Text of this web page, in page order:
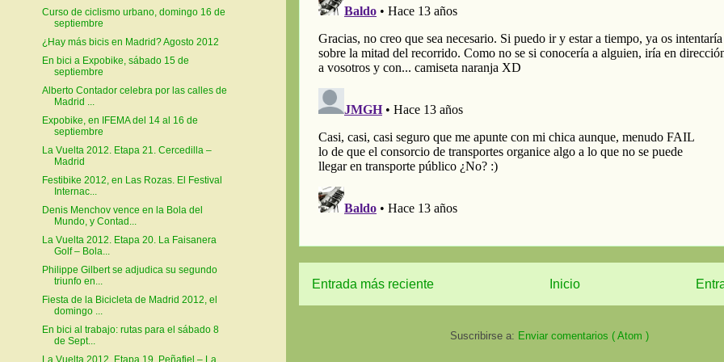
Entrada más reciente Inicio
Suscribirse a: Enviar comentarios ( Atom )
Curso de ciclismo urbano, domingo 16 de
septiembre
¿Hay más bicis en Madrid? Agosto 2012
En bici a Expobike, sábado 15 de
septiembre
Alberto Contador celebra por las calles de
Madrid ...
Expobike, en IFEMA del 14 al 16 de
septiembre
La Vuelta 2012. Etapa 21. Cercedilla –
Madrid
Festibike 2012, en Las Rozas. El Festival
Internac...
Denis Menchov vence en la Bola del
Mundo, y Contad...
La Vuelta 2012. Etapa 20. La Faisanera
Golf – Bola...
Philippe Gilbert se adjudica su segundo
triunfo en...
Fiesta de la Bicicleta de Madrid 2012, el
domingo ...
En bici al trabajo: rutas para el sábado 8
de Sept...
La Vuelta 2012. Etapa 19. Peñafiel – La